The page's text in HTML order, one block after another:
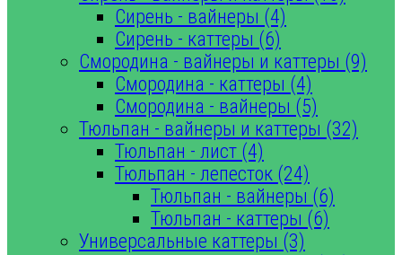
Сирень - вайнеры (4)
Сирень - каттеры (6)
Смородина - вайнеры и каттеры (9)
Смородина - каттеры (4)
Смородина - вайнеры (5)
Тюльпан - вайнеры и каттеры (32)
Тюльпан - лист (4)
Тюльпан - лепесток (24)
Тюльпан - вайнеры (6)
Тюльпан - каттеры (6)
Универсальные каттеры (3)